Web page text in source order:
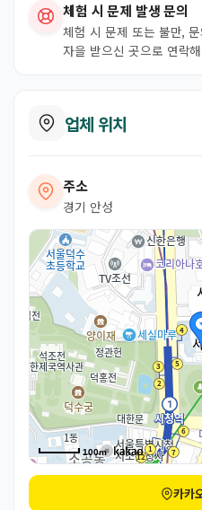
체험 시 문제 발생 문의
체험 시 문제 또는 불만,
자을 받으신 곳으로 연락
업체 위치
주소
경기 안성
100m
카카